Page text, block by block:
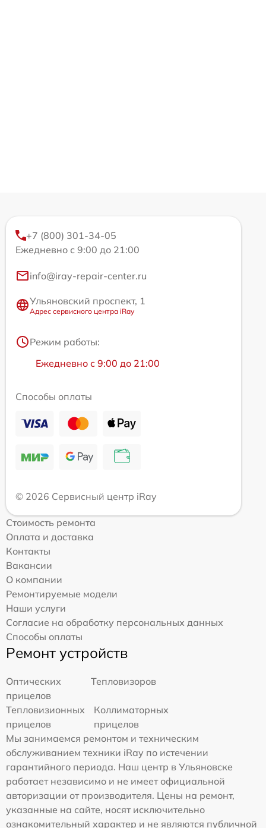
+7 (800) 301-34-05
Ежедневно с 9:00 до 21:00
info@iray-repair-center.ru
Ульяновский проспект, 1
Адрес сервисного центра iRay
Режим работы:
Ежедневно с 9:00 до 21:00
Способы оплаты
© 2026 Сервисный центр iRay
Стоимость ремонта
Оплата и доставка
Контакты
Вакансии
О компании
Ремонтируемые модели
Наши услуги
Согласие на обработку персональных данных
Способы оплаты
Ремонт устройств
Оптических
прицелов
Тепловизоров
Тепловизионных
прицелов
Коллиматорных
прицелов
Мы занимаемся ремонтом и техническим
обслуживанием техники iRay по истечении
гарантийного периода. Наш центр в Ульяновске
работает независимо и не имеет официальной
авторизации от производителя. Цены на ремонт,
указанные на сайте, носят исключительно
ознакомительный характер и не являются публичной